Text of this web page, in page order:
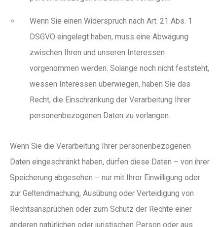
Wenn Sie einen Widerspruch nach Art. 21 Abs. 1
DSGVO eingelegt haben, muss eine Abwägung
zwischen Ihren und unseren Interessen
vorgenommen werden. Solange noch nicht feststeht,
wessen Interessen überwiegen, haben Sie das
Recht, die Einschränkung der Verarbeitung Ihrer
personenbezogenen Daten zu verlangen.
Wenn Sie die Verarbeitung Ihrer personenbezogenen
Daten eingeschränkt haben, dürfen diese Daten – von ihrer
Speicherung abgesehen – nur mit Ihrer Einwilligung oder
zur Geltendmachung, Ausübung oder Verteidigung von
Rechtsansprüchen oder zum Schutz der Rechte einer
anderen natürlichen oder juristischen Person oder aus